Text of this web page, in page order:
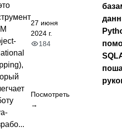
27 июня
2024 г.
184
Посмотреть
→